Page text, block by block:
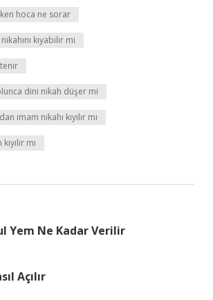
hoca ne sorar
kıyabilir mi
dini nikah düşer mi
imam nikahı kıyılır mı
mı
Yem Ne Kadar Verilir
Açılır